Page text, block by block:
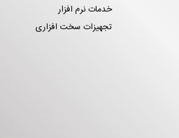
خدمات نرم افزار
تجهیزات سخت افزاری